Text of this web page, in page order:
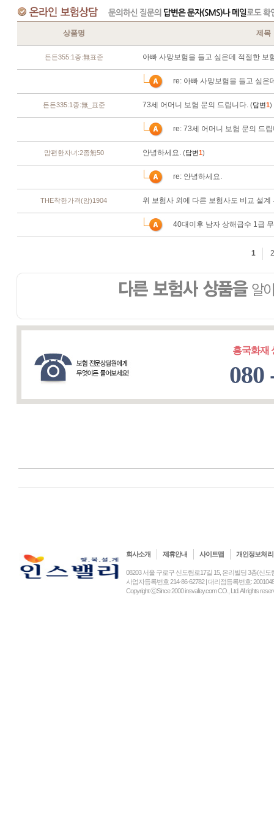
흥국화재
080
회사소개 제휴안내 사이트맵 개인정보처
08203 서울 구로구 신도림로17길 15, 온리빌딩 3층(신도
사업자등록번호 214-86-62782 | 대리점등록번호:
Copyright ⓒSince 2000 insvalley.com CO., Ltd. All rights